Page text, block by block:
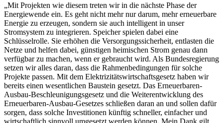
„Mit Projekten wie diesem treten wir in die nächste Phase der
Energiewende ein. Es geht nicht mehr nur darum, mehr erneuerbare
Energie zu erzeugen, sondern sie auch intelligent in unser
Stromsystem zu integrieren. Speicher spielen dabei eine
Schlüsselrolle. Sie erhöhen die Versorgungssicherheit, entlasten die
Netze und helfen dabei, günstigen heimischen Strom genau dann
verfügbar zu machen, wenn er gebraucht wird. Als Bundesregierung
setzen wir alles daran, dass die Rahmenbedingungen für solche
Projekte passen. Mit dem Elektrizitätswirtschaftsgesetz haben wir
bereits einen wesentlichen Baustein gesetzt. Das Erneuerbaren-
Ausbau-Beschleunigungsgesetz und die Weiterentwicklung des
Erneuerbaren-Ausbau-Gesetzes schließen daran an und sollen dafür
sorgen, dass solche Investitionen künftig schneller, einfacher und
wirtschaftlich sinnvoll umgesetzt werden können. Mein Dank gilt